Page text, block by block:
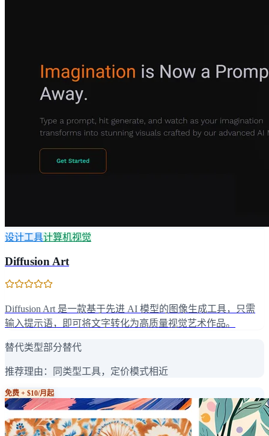
设计工具计算机视觉
Diffusion Art
Diffusion Art 是一款基于先进 AI 模型的图像生成工具，只需
输入提示语，即可将文字转化为高质量视觉艺术作品。
替代类型部分替代
推荐理由： 同类型工具，定价模式相近
免费 + $10/月起